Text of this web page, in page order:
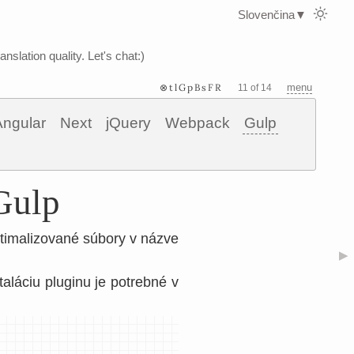
quality. Let's chat:)
⊗tlGpBsFR 11 of 14 menu
Next jQuery Webpack
Gulp
▶
súbory v názve
pluginu je potrebné v
Slovenčina▼